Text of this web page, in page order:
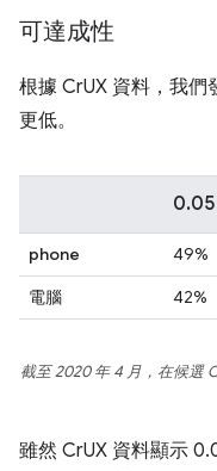
可達成性
根據 CrUX 資料，我們
更低。
0.05
phone 49%
電腦
42%
截至 2020 年 4 月，在候選
雖然 CrUX 資料顯示